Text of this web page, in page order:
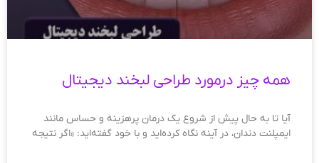
همه چیز درمورد طراحی لبخند دیجیتال
آیا تا به حال پیش از شروع یک درمان پرهزینه و حساس مانند
ایمپلنت دندان، در آینه نگاه کرده‌اید و با خود گفته‌اید: «اگر نتیجه